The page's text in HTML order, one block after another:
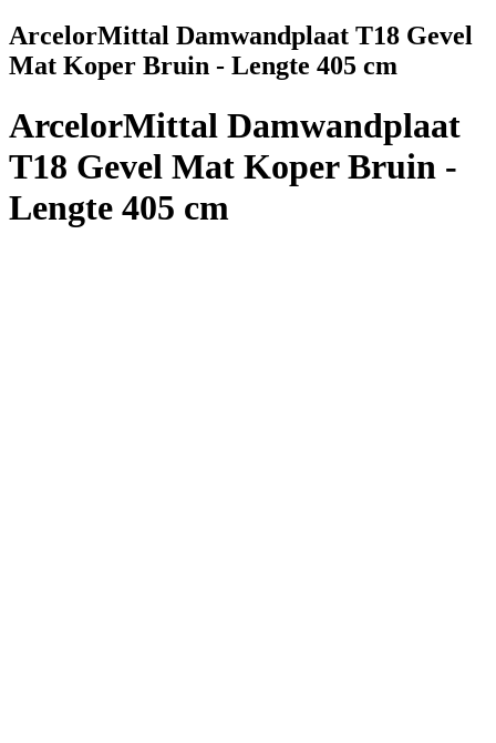
ArcelorMittal Damwandplaat T18 Gevel
Mat Koper Bruin - Lengte 405 cm
ArcelorMittal Damwandplaat
T18 Gevel Mat Koper Bruin -
Lengte 405 cm